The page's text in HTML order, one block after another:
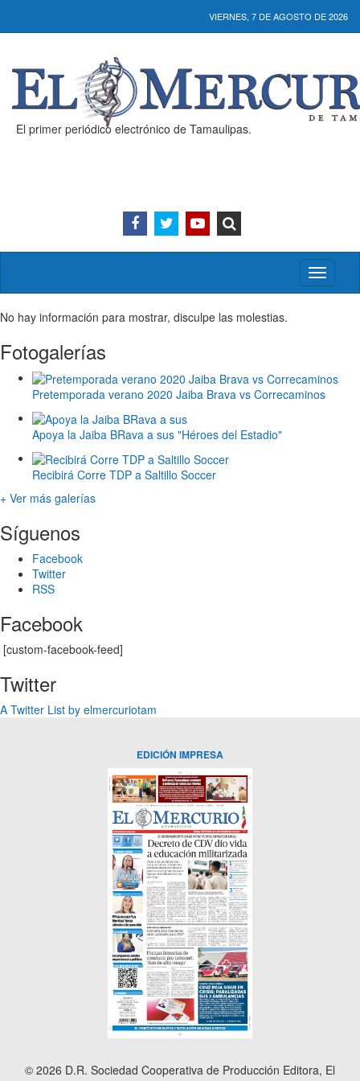
VIERNES, 7 DE AGOSTO DE 2026
El primer periódico electrónico de Tamaulipas.
Activar/
menú
No hay información para mostrar, disculpe las molestias.
Fotogalerías
Pretemporada verano 2020 Jaiba Brava vs Correcaminos
Apoya la Jaiba BRava a sus "Héroes del Estadio"
Recibirá Corre TDP a Saltillo Soccer
+ Ver más galerías
Síguenos
Facebook
Twitter
RSS
Facebook
[custom-facebook-feed]
Twitter
A Twitter List by elmercuriotam
EDICIÓN IMPRESA
© 2026 D.R. Sociedad Cooperativa de Producción Editora, El